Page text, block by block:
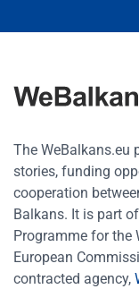
The WeBalkans.eu
stories, funding
cooperation
Balkans. It is part
Programme for the
European
contracted agency,